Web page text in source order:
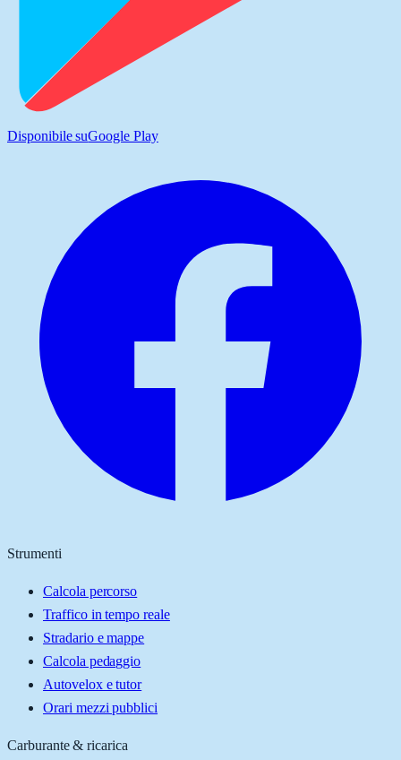
Disponibile suGoogle Play
Strumenti
Calcola percorso
Traffico in tempo reale
Stradario e mappe
Calcola pedaggio
Autovelox e tutor
Orari mezzi pubblici
Carburante & ricarica